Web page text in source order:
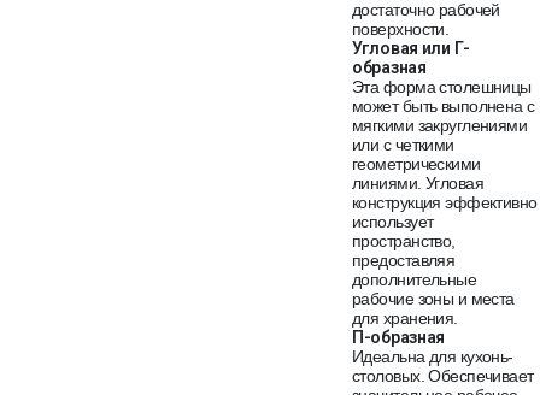
достаточно рабочей
поверхности.
Угловая или Г-
образная
Эта форма столешницы
может быть выполнена с
мягкими закруглениями
или с четкими
геометрическими
линиями. Угловая
конструкция эффективно
использует
пространство,
предоставляя
дополнительные
рабочие зоны и места
для хранения.
П-образная
Идеальна для кухонь-
столовых. Обеспечивает